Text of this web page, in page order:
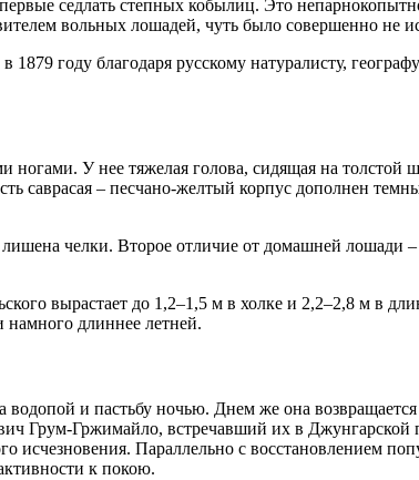
седлать степных кобылиц. Это
вольных лошадей, чуть было совершенно не
году благодаря русскому натуралисту,
ногами. У нее тяжелая голова, сидящая на
саврасая – песчано-желтый корпус дополнен
лишена челки. Второе отличие от домашней лошади
вырастает до 1,2–1,5 м в холке и 2,2–2,8 м в
длиннее летней.
и пастьбу ночью. Днем же она
Грум-Гржимайло, встречавший их в Джунгарской
исчезновения. Параллельно с восстановлением
к покою.